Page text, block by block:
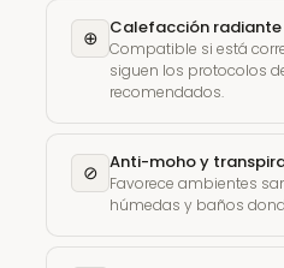
⊕ Calefacción radiante
Compatible si está
siguen los protocolos
recomendados.
⊘ Anti-moho y
Favorece ambientes
húmedas y baños